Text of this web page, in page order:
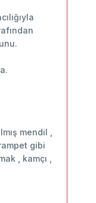
mendil ,
gibi
, kamçı ,